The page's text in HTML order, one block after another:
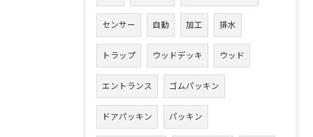
センサー 自動 加工 排水
トラップ ウッドデッキ ウッド
エントランス ゴムパッキン
ドアパッキン パッキン